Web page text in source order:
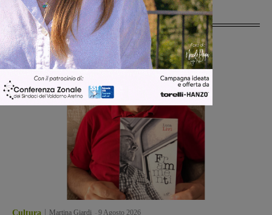
Ultime Notizie
Cultura Martina Giardi 9 Agosto 2026